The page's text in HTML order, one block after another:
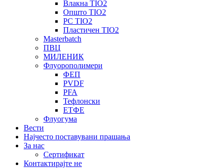
Влакна TIO2
Општо TIO2
PC TIO2
Пластичен TIO2
Masterbatch
ПВЦ
МИЛЕНИК
Флуорополимери
ФЕП
PVDF
PFA
Тефлонски
ЕТФЕ
Флуогума
Вести
Најчесто поставувани прашања
За нас
Сертификат
Контактирајте не